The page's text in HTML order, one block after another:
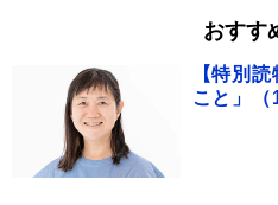
おすす
【特別
こと」